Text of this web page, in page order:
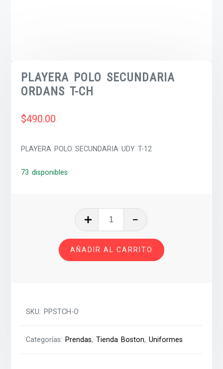
PLAYERA POLO SECUNDARIA
ORDANS T-CH
$490.00
PLAYERA POLO SECUNDARIA UDY T-12
73 disponibles
PLAYERA
SECUNDARIA
ORDANS
T-
AÑADIR AL CARRITO
SKU: PPSTCH-O
Categorías: Prendas,Tienda Boston,Uniformes